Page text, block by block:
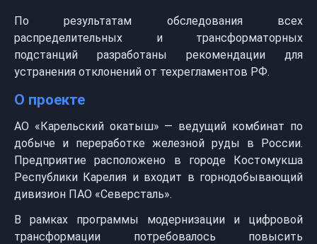
По результатам обследования всех
распределительных и трансформаторных
подстанций разработаны рекомендации для
устранения отклонений от техрегламентов РФ.
О проекте
АО «Карельский окатыш» — ведущий комбинат по
добыче и переработке железной руды в России.
Предприятие расположено в городе Костомукша
Республики Карелия и входит в горнодобывающий
дивизион ПАО «Северсталь».
В рамках программы модернизации и цифровой
трансформации потребовалось повысить